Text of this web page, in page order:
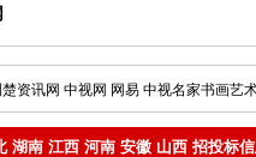
资讯网 中视网 网易 中视名家书画艺
湖南 江西 河南 安徽 山西 招投标